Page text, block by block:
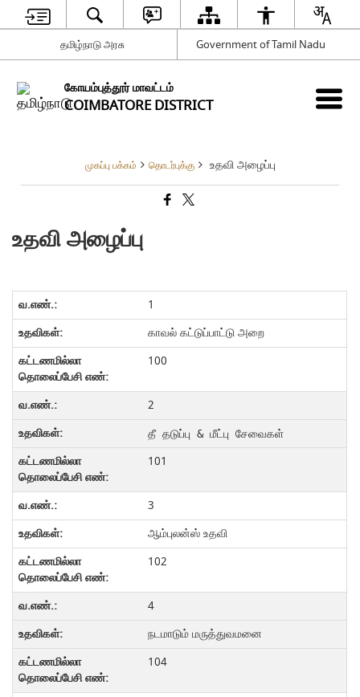
தமிழ்நாடு அரசு Government of Tamil Nadu
கோயம்புத்தூர் மாவட்டம்
COIMBATORE DISTRICT
முகப்பு பக்கம் தொடர்புக்கு உதவி அழைப்பு
உதவி அழைப்பு
1
காவல் கட்டுப்பாட்டு அறை
100
2
தீ தடுப்பு & மீட்பு சேவைகள்
101
3
ஆம்புலன்ஸ் உதவி
102
4
நடமாடும் மருத்துவமனை
104